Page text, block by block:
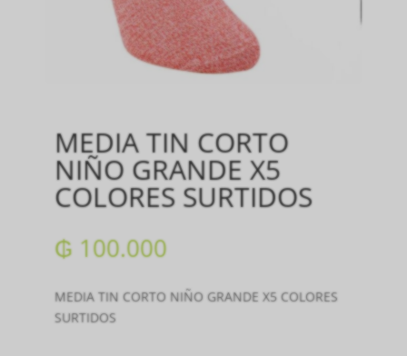
MEDIA TIN CORTO
NIÑO GRANDE X5
COLORES SURTIDOS
₲ 100.000
MEDIA TIN CORTO NIÑO GRANDE X5 COLORES
SURTIDOS